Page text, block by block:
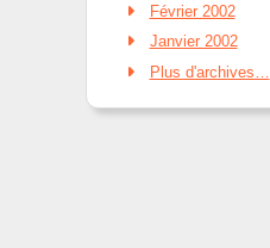
Février 2002
Janvier 2002
Plus d'archives…